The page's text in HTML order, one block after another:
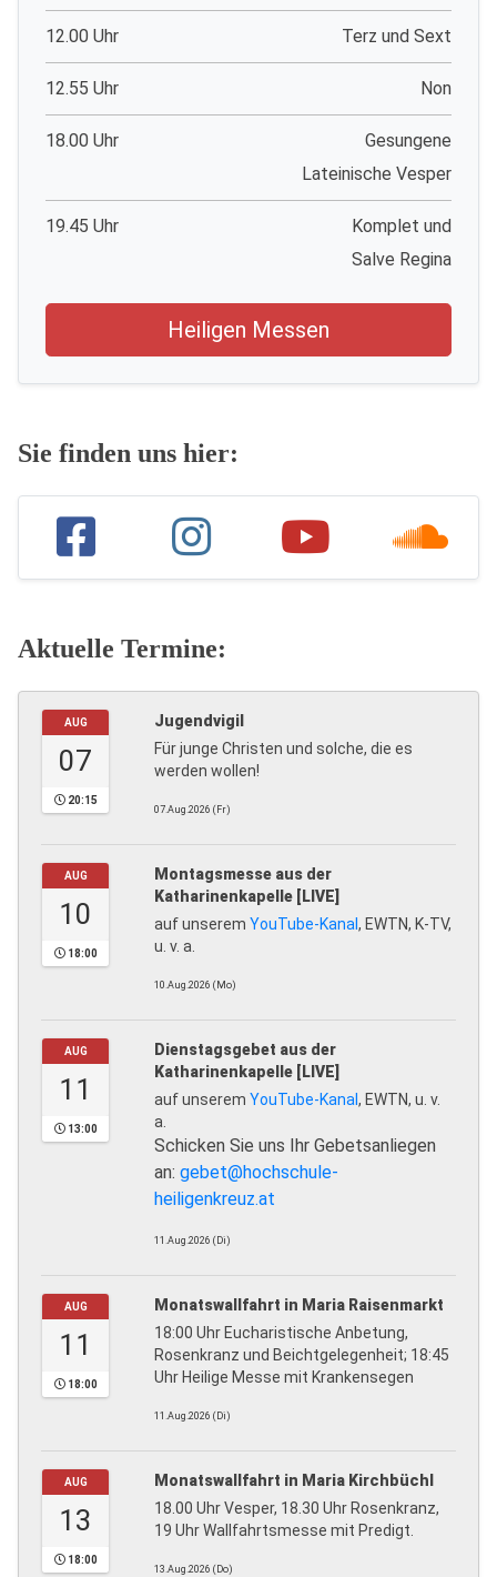
12.00 Uhr Terz und Sext
12.55 Uhr Non
18.00 Uhr
Gesungene
Lateinische Vesper
19.45 Uhr
Komplet und
Salve Regina
Heiligen Messen
Sie finden uns hier:
Aktuelle Termine:
AUG
07
20:15
Jugendvigil
Für junge Christen und solche, die es
werden wollen!
07.Aug.2026 (Fr)
AUG
10
18:00
Montagsmesse aus der
Katharinenkapelle [LIVE]
auf unserem YouTube-Kanal, EWTN, K-TV,
u. v. a.
10.Aug.2026 (Mo)
AUG
11
13:00
Dienstagsgebet aus der
Katharinenkapelle [LIVE]
auf unserem YouTube-Kanal, EWTN, u. v.
a.
Schicken Sie uns Ihr Gebetsanliegen
an: gebet@hochschule-
heiligenkreuz.at
11.Aug.2026 (Di)
AUG
11
18:00
Monatswallfahrt in Maria Raisenmarkt
18:00 Uhr Eucharistische Anbetung,
Rosenkranz und Beichtgelegenheit; 18:45
Uhr Heilige Messe mit Krankensegen
11.Aug.2026 (Di)
AUG
13
18:00
Monatswallfahrt in Maria Kirchbüchl
18.00 Uhr Vesper, 18.30 Uhr Rosenkranz,
19 Uhr Wallfahrtsmesse mit Predigt.
13.Aug.2026 (Do)